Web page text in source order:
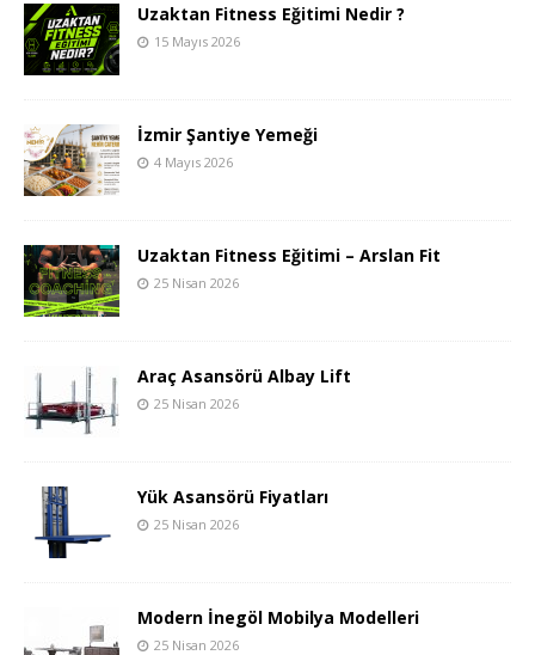
Uzaktan Fitness Eğitimi Nedir ?
15 Mayıs 2026
İzmir Şantiye Yemeği
4 Mayıs 2026
Uzaktan Fitness Eğitimi – Arslan Fit
25 Nisan 2026
Araç Asansörü Albay Lift
25 Nisan 2026
Yük Asansörü Fiyatları
25 Nisan 2026
Modern İnegöl Mobilya Modelleri
25 Nisan 2026